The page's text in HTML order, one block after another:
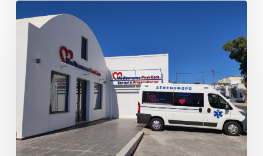
Ο
Όμιλος
Mediterraneo
δίπλα
σας
και
στις
Κυκλάδες!